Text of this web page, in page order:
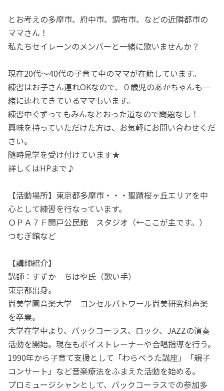
とお考えの多摩市、府中市、調布市、などの近隣都市の
ママさん！
私たちセイレーンのメンバーと一緒に歌いませんか？
現在20代～40代の子育て中のママが在籍しています。
練習はお子さん連れOKなので、０歳児のあかちゃんも一
緒に連れてきているママもいます。
練習中ぐずってもみんなとおった道なので問題なし！
興味を持っていただけた方は、お気軽にお問い合わせくだ
さい。
随時見学を受け付けています★
詳しくはHPまで♪
【活動場所】東京都多摩市・・・聖蹟桜ヶ丘エリアを中
心として練習を行なっています。
ＯＰＡ７Ｆ関戸公民館 スタジオ（←ここが主です。）
つむぎ館など
【講師紹介】
講師：すずか ちはや氏（歌い手）
東京都出身。
尚美学園音楽大学 コンセルバトワール尚美研究科声楽
を卒業。
大学在学中より、バックコーラス、ロック、JAZZの演奏
活動を開始。現在もボイストレーナーや合唱指導を行う。
1990年から子育て支援として「わらべうた講座」「親子
コンサート」など音楽療法をふまえた活動を始める。
プロミュージシャンとして、バックコーラスでの参加多